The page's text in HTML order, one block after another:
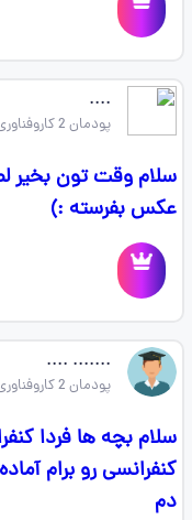
....
پودمان 2 کاروفناوری هفتم
عکس بفرسته :)
....... ....
پودمان 2 کاروفناوری هفتم
سلام بچه ها فردا
کنفرانسی رو برام
دم